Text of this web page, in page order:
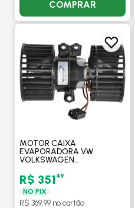
COMPRAR
MOTOR CAIXA
EVAPORADORA VW
VOLKSWAGEN
PROCOOLER
R$ 351 49
NO PIX
R$ 369,99 no cartão